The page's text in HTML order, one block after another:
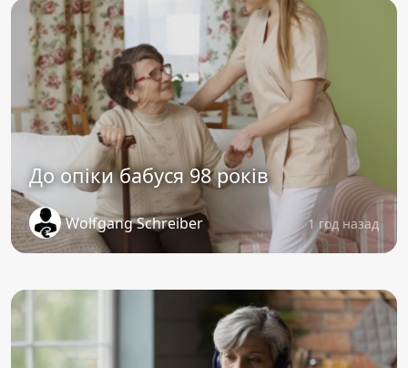
До опіки бабуся 98 років
Wolfgang Schreiber 1 год назад